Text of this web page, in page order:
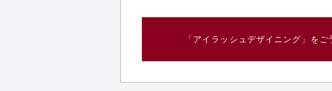
「アイラッシュデザイニング」をご